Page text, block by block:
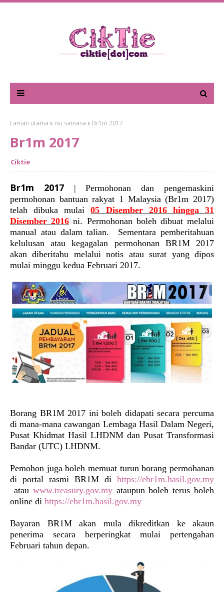
Laman utama isu samasa Br1m 2017
Br1m 2017
Ciktie
Br1m 2017
| Permohonan dan pengemaskini
permohonan bantuan rakyat 1 Malaysia (Br1m 2017)
telah dibuka mulai05 Disember 2016 hingga 31
Disember 2016 ni. Permohonan boleh dibuat melalui
manual atau dalam talian. Sementara pemberitahuan
kelulusan atau kegagalan permohonan BR1M 2017
akan diberitahu melalui notis atau surat yang dipos
mulai minggu kedua Februari 2017.
Borang BR1M 2017 ini boleh didapati secara percuma
di mana-mana cawangan Lembaga Hasil Dalam Negeri,
Pusat Khidmat Hasil LHDNM dan Pusat Transformasi
Bandar (UTC) LHDNM.
Pemohon juga boleh memuat turun borang permohanan
di portal rasmi BR1M di https://ebr1m.hasil.gov.my
atau www.treasury.gov.myataupun boleh terus boleh
online di https://ebr1m.hasil.gov.my
Bayaran BR1M akan mula dikreditkan ke akaun
penerima secara berperingkat mulai pertengahan
Februari tahun depan.